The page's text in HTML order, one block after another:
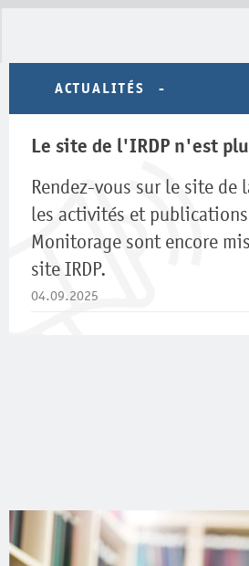
ACTUALITÉS
Le site de l'IRDP n'est
Rendez-vous sur le site de
les activités et
Monitorage sont encore
site IRDP.
04.09.2025